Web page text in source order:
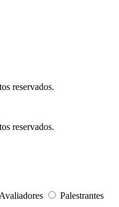
reservados.
reservados.
Avaliadores Palestrantes